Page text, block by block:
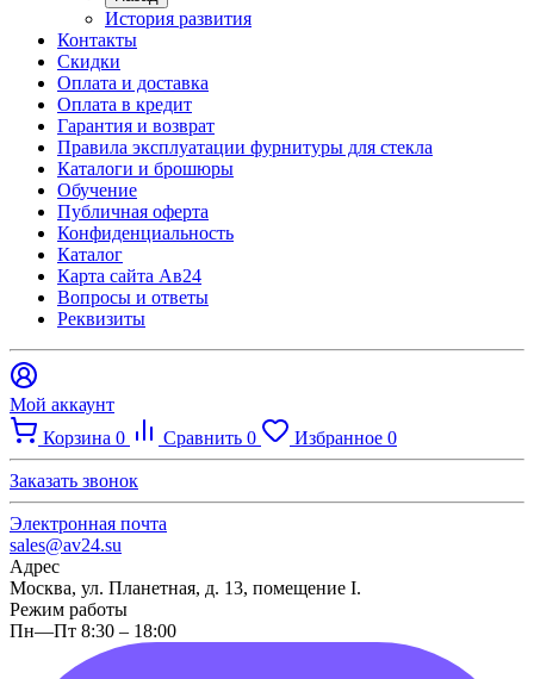
История развития
Контакты
Скидки
Оплата и доставка
Оплата в кредит
Гарантия и возврат
Правила эксплуатации фурнитуры для стекла
Каталоги и брошюры
Обучение
Публичная оферта
Конфиденциальность
Каталог
Карта сайта Ав24
Вопросы и ответы
Реквизиты
Мой аккаунт
Корзина 0 Сравнить 0 Избранное 0
Заказать звонок
Электронная почта
sales@av24.su
Адрес
Москва, ул. Планетная, д. 13, помещение I.
Режим работы
Пн—Пт 8:30 – 18:00